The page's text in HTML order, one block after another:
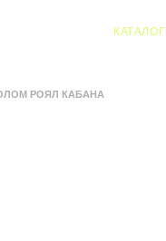
КАТАЛОГ
РОЯЛ КАБАНА